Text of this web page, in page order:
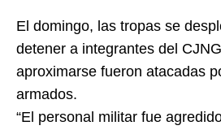
El domingo, las tropas se
detener a integrantes del
aproximarse fueron atacadas
armados.
“El personal militar fue